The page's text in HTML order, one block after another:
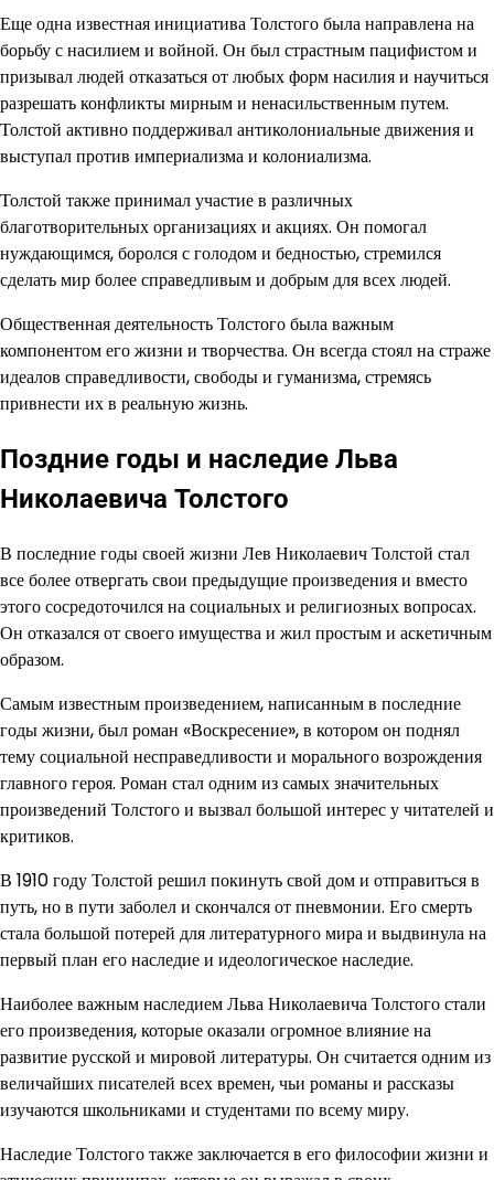
Еще одна известная инициатива Толстого была направлена на
борьбу с насилием и войной. Он был страстным пацифистом и
призывал людей отказаться от любых форм насилия и научиться
разрешать конфликты мирным и ненасильственным путем.
Толстой активно поддерживал антиколониальные движения и
выступал против империализма и колониализма.
Толстой также принимал участие в различных
благотворительных организациях и акциях. Он помогал
нуждающимся, боролся с голодом и бедностью, стремился
сделать мир более справедливым и добрым для всех людей.
Общественная деятельность Толстого была важным
компонентом его жизни и творчества. Он всегда стоял на страже
идеалов справедливости, свободы и гуманизма, стремясь
привнести их в реальную жизнь.
Поздние годы и наследие Льва
Николаевича Толстого
В последние годы своей жизни Лев Николаевич Толстой стал
все более отвергать свои предыдущие произведения и вместо
этого сосредоточился на социальных и религиозных вопросах.
Он отказался от своего имущества и жил простым и аскетичным
образом.
Самым известным произведением, написанным в последние
годы жизни, был роман «Воскресение», в котором он поднял
тему социальной несправедливости и морального возрождения
главного героя. Роман стал одним из самых значительных
произведений Толстого и вызвал большой интерес у читателей и
критиков.
В 1910 году Толстой решил покинуть свой дом и отправиться в
путь, но в пути заболел и скончался от пневмонии. Его смерть
стала большой потерей для литературного мира и выдвинула на
первый план его наследие и идеологическое наследие.
Наиболее важным наследием Льва Николаевича Толстого стали
его произведения, которые оказали огромное влияние на
развитие русской и мировой литературы. Он считается одним из
величайших писателей всех времен, чьи романы и рассказы
изучаются школьниками и студентами по всему миру.
Наследие Толстого также заключается в его философии жизни и